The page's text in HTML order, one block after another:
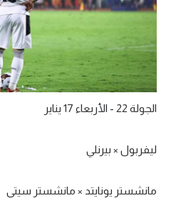
الجولة 22 - الأربعاء 17 يناير
ليفربول × بيرنلي
مانشستر يونايتد × مانشستر سيتي